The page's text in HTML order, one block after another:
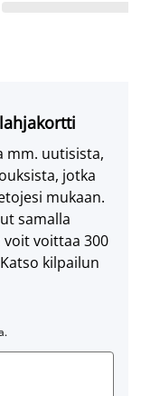
mm. uutisista,
jotka
mukaan.
samalla
voittaa 300
kilpailun